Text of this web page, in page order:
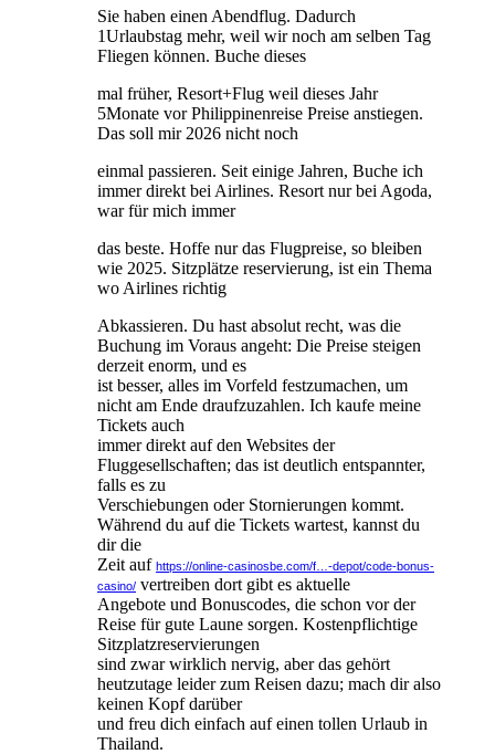
Sie haben einen Abendflug. Dadurch
1Urlaubstag mehr, weil wir noch am selben Tag
Fliegen können. Buche dieses
mal früher, Resort+Flug weil dieses Jahr
5Monate vor Philippinenreise Preise anstiegen.
Das soll mir 2026 nicht noch
einmal passieren. Seit einige Jahren, Buche ich
immer direkt bei Airlines. Resort nur bei Agoda,
war für mich immer
das beste. Hoffe nur das Flugpreise, so bleiben
wie 2025. Sitzplätze reservierung, ist ein Thema
wo Airlines richtig
Abkassieren. Du hast absolut recht, was die
Buchung im Voraus angeht: Die Preise steigen
derzeit enorm, und es
ist besser, alles im Vorfeld festzumachen, um
nicht am Ende draufzuzahlen. Ich kaufe meine
Tickets auch
immer direkt auf den Websites der
Fluggesellschaften; das ist deutlich entspannter,
falls es zu
Verschiebungen oder Stornierungen kommt.
Während du auf die Tickets wartest, kannst du
dir die
Zeit auf https://online-casinosbe.com/f…-depot/code-bonus-
casino/ vertreiben dort gibt es aktuelle
Angebote und Bonuscodes, die schon vor der
Reise für gute Laune sorgen. Kostenpflichtige
Sitzplatzreservierungen
sind zwar wirklich nervig, aber das gehört
heutzutage leider zum Reisen dazu; mach dir also
keinen Kopf darüber
und freu dich einfach auf einen tollen Urlaub in
Thailand.